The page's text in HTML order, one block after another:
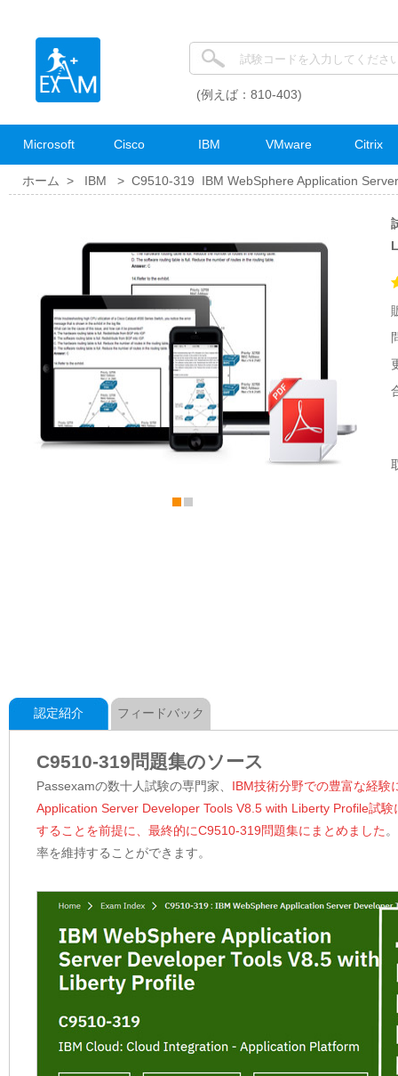
(例えば：810-403)
Microsoft Cisco IBM VMware Citrix
ホーム > IBM > C9510-319 IBM WebSphere Application
認定紹介 フィードバック
C9510-319問題集のソース
Passexamの数十人試験の専門家、 IBM技術分野での豊富な経験
Application Server Developer Tools V8.5 with Liberty Profile試
することを前提に、最終的にC9510-319問題集にまとめました
率を維持することができます。